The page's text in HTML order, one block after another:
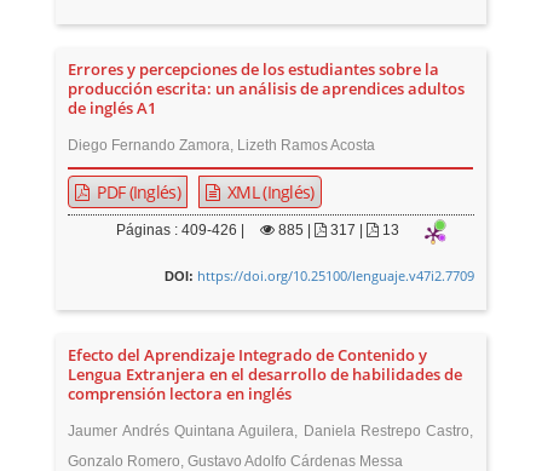
Errores y percepciones de los estudiantes sobre la
producción escrita: un análisis de aprendices adultos
de inglés A1
Diego Fernando Zamora, Lizeth Ramos Acosta
PDF (Inglés) XML (Inglés)
Páginas : 409-426 | 885 | 317 | 13
DOI: https://doi.org/10.25100/lenguaje.v47i2.7709
Efecto del Aprendizaje Integrado de Contenido y
Lengua Extranjera en el desarrollo de habilidades de
comprensión lectora en inglés
Jaumer Andrés Quintana Aguilera, Daniela Restrepo Castro,
Gonzalo Romero, Gustavo Adolfo Cárdenas Messa